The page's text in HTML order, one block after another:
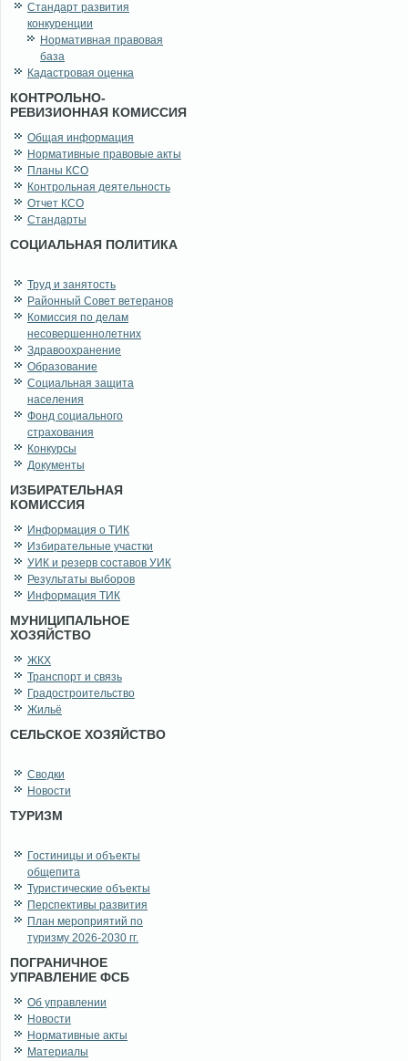
Стандарт развития
конкуренции
Нормативная правовая
база
Кадастровая оценка
КОНТРОЛЬНО-
РЕВИЗИОННАЯ КОМИССИЯ
Общая информация
Нормативные правовые акты
Планы КСО
Контрольная деятельность
Отчет КСО
Стандарты
СОЦИАЛЬНАЯ ПОЛИТИКА
Труд и занятость
Районный Совет ветеранов
Комиссия по делам
несовершеннолетних
Здравоохранение
Образование
Социальная защита
населения
Фонд социального
страхования
Конкурсы
Документы
ИЗБИРАТЕЛЬНАЯ
КОМИССИЯ
Информация о ТИК
Избирательные участки
УИК и резерв составов УИК
Результаты выборов
Информация ТИК
МУНИЦИПАЛЬНОЕ
ХОЗЯЙСТВО
ЖКХ
Транспорт и связь
Градостроительство
Жильё
СЕЛЬСКОЕ ХОЗЯЙСТВО
Сводки
Новости
ТУРИЗМ
Гостиницы и объекты
общепита
Туристические объекты
Перспективы развития
План мероприятий по
туризму 2026-2030 гг.
ПОГРАНИЧНОЕ
УПРАВЛЕНИЕ ФСБ
Об управлении
Новости
Нормативные акты
Материалы